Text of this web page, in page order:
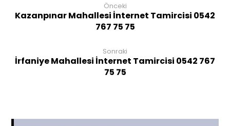
Önceki
Kazanpınar Mahallesi İnternet Tamircisi 0542
767 75 75
Sonraki
İrfaniye Mahallesi İnternet Tamircisi 0542 767
75 75